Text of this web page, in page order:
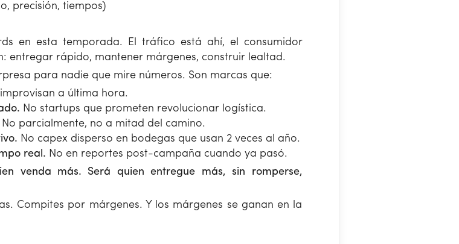
precisión, tiempos)
en esta temporada. El tráfico está ahí, el consumidor
entregar rápido, mantener márgenes, construir lealtad.
para nadie que mire números. Son marcas que:
improvisan a última hora.
No startups que prometen revolucionar logística.
No parcialmente, no a mitad del camino.
No capex disperso en bodegas que usan 2 veces al año.
real. No en reportes post-campaña cuando ya pasó.
venda más. Será quien entregue más, sin romperse,
Compites por márgenes. Y los márgenes se ganan en la